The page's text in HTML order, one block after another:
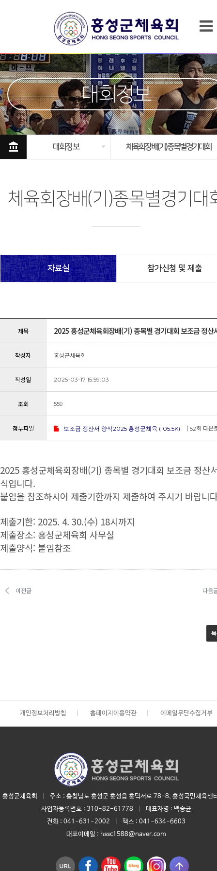
대회정보
account_balance 대회정보 체육회장배(기)종목별경기대회
체육회장배(기)종목별경기대
자료실 참가신청 및 제출
제목 2025 홍성군체육회장배(기) 종목별 경기대회 보조금 정산
식
작성자 홍성군체육회
작성일 2025-03-17 15:59:03
조회 559
첨부파일 보조금 정산서 양식2025 홍성군체육 (105.5K) ( 52회 다운
2025 홍성군체육회장배(기) 종목별 경기대회 보조금 정산
식입니다.
붙임을 참조하시어 제출기한까지 제출하여 주시기 바랍니
제출기한: 2025. 4. 30.(수) 18시까지
제출장소: 홍성군체육회 사무실
제출양식: 붙임참조
이전글 다음
개인정보처리방침 홈페이지이용약관 이메일무단수집거부
홍성군체육회
주소 : 충청남도 홍성군 홍성읍 홍덕서로 78-8, 홍성국민체육센
사업자등록번호 : 310-82-61778 대표자명 : 백승균
전화 : 041-631-2002
팩스 : 041-634-6603
대표이메일 : hssc1588@naver.com
arrow_upward